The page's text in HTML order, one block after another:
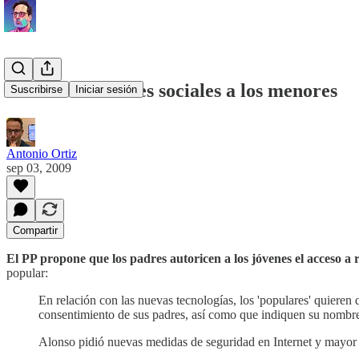
Suscribirse Iniciar sesión
Prohibir las redes sociales a los menores
Antonio Ortiz
sep 03, 2009
Compartir
El PP propone que los padres autoricen a los jóvenes el acceso a
popular:
En relación con las nuevas tecnologías, los 'populares' quieren
consentimiento de sus padres, así como que indiquen su
Alonso pidió nuevas medidas de seguridad en Internet y